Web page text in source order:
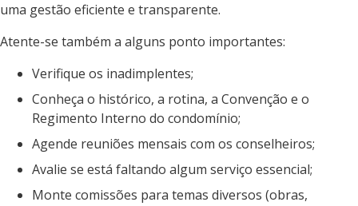
uma gestão eficiente e transparente.
Atente-se também a alguns ponto importantes:
Verifique os inadimplentes;
Conheça o histórico, a rotina, a Convenção e o
Regimento Interno do condomínio;
Agende reuniões mensais com os conselheiros;
Avalie se está faltando algum serviço essencial;
Monte comissões para temas diversos (obras,